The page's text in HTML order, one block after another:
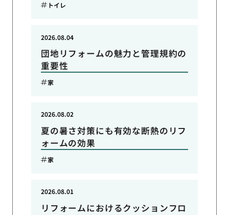
トイレ
団地リフォームの魅力と管理規約の
重要性
2026.08.04
家
夏の暑さ対策にも有効な断熱のリフ
ォームの効果
2026.08.02
家
リフォームにおけるクッションフロ
2026.08.01